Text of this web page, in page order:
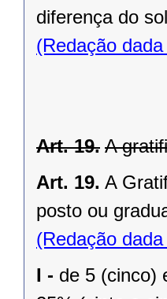
diferença do
(Redação
Art. 19. A
Art. 19. A
posto ou
(Redação
I - de 5 (cinco)